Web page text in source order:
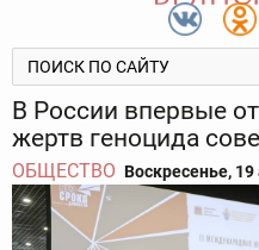
В России впервые
жертв геноцида
ОБЩЕСТВО Воскресенье,